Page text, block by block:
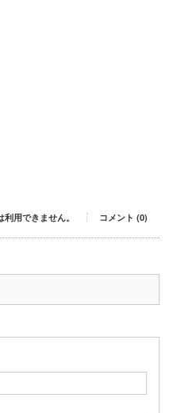
利用できません。 コメント (0)